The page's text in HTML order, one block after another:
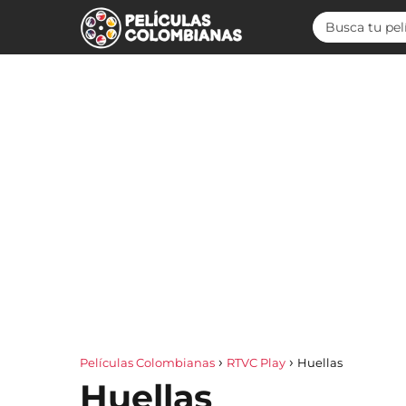
Películas Colombianas RTVC Play Huellas
Huellas